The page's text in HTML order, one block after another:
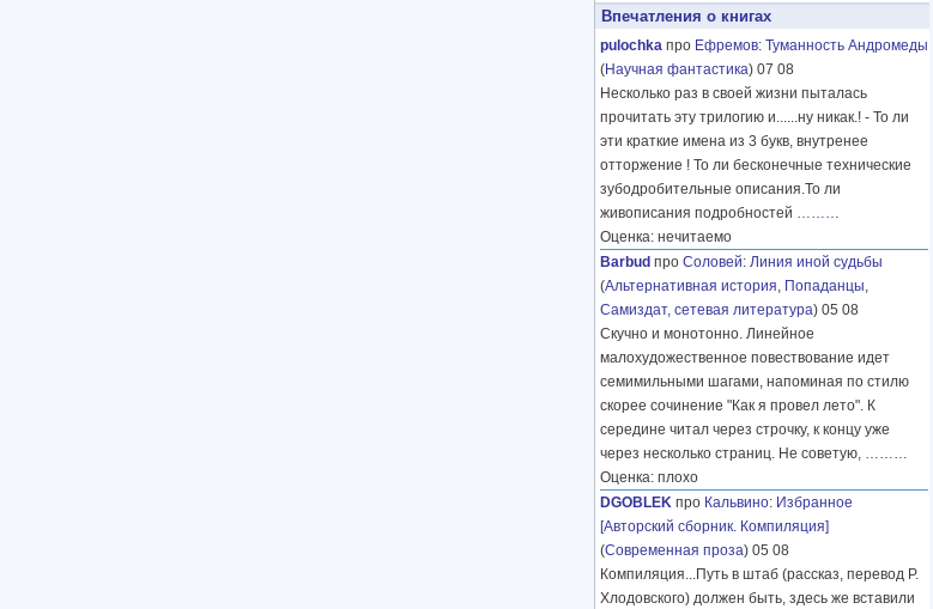
Впечатления о книгах
pulochka про Ефремов: Туманность Андромеды
(Научная фантастика) 07 08
Несколько раз в своей жизни пыталась
прочитать эту трилогию и......ну никак.! - То ли
эти краткие имена из 3 букв, внутренее
отторжение ! То ли бесконечные технические
зубодробительные описания.То ли
живописания подробностей ………
Оценка: нечитаемо
Barbud про Соловей: Линия иной судьбы
(Альтернативная история, Попаданцы,
Самиздат, сетевая литература) 05 08
Скучно и монотонно. Линейное
малохудожественное повествование идет
семимильными шагами, напоминая по стилю
скорее сочинение "Как я провел лето". К
середине читал через строчку, к концу уже
через несколько страниц. Не советую, ………
Оценка: плохо
DGOBLEK про Кальвино: Избранное
[Авторский сборник. Компиляция]
(Современная проза) 05 08
Компиляция...Путь в штаб (рассказ, перевод Р.
Хлодовского) должен быть, здесь же вставили